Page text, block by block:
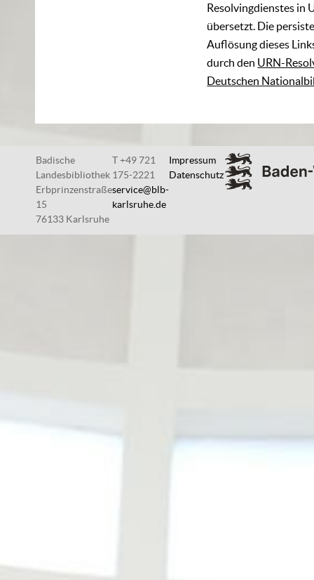
Resolvingdienstes in
übersetzt. Die
Auflösung dieses
durch den URN-
Deutschen
Badische
Landesbibliothek
Erbprinzenstraße
15
76133 Karlsruhe
T +49 721
175-2221
service@blb-
karlsruhe.de
Impressum
Datenschutz